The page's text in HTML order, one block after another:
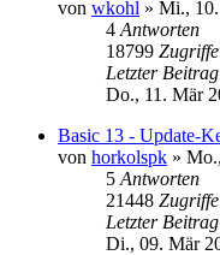
von wkohl » Mi.,
4 Antworten
18799 Zugriffe
Letzter Beitrag
Do., 11. Mär
Basic 13 - Update-
von horkolspk »
5 Antworten
21448 Zugriffe
Letzter Beitrag
Di., 09. Mär